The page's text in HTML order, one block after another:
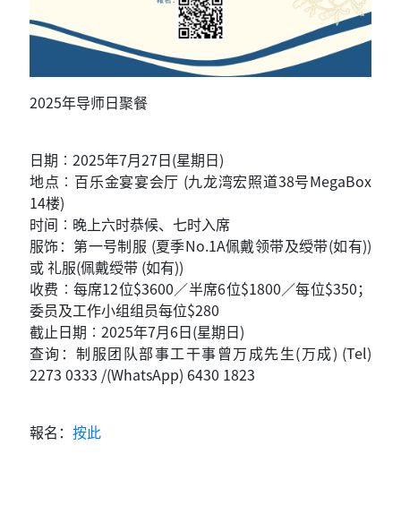
2025年导师日聚餐
日期︰2025年7月27日(星期日)
地点︰百乐金宴宴会厅 (九龙湾宏照道38号MegaBox
14楼)
时间︰晚上六时恭候、七时入席
服饰：第一号制服 (夏季No.1A佩戴领带及绶带(如有))
或 礼服(佩戴绶带 (如有))
收费︰每席12位$3600／半席6位$1800／每位$350；
委员及工作小组组员每位$280
截止日期︰2025年7月6日(星期日)
查询：制服团队部事工干事曾万成先生(万成) (Tel)
2273 0333 /(WhatsApp) 6430 1823
報名： 按此